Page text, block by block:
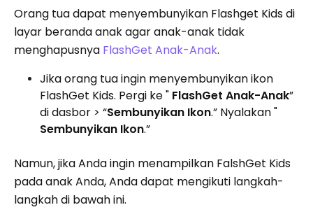
Orang tua dapat menyembunyikan Flashget Kids di
layar beranda anak agar anak-anak tidak
menghapusnya FlashGet Anak-Anak.
Jika orang tua ingin menyembunyikan ikon
FlashGet Kids. Pergi ke " FlashGet Anak-Anak”
di dasbor > “Sembunyikan Ikon.” Nyalakan "
Sembunyikan Ikon.”
Namun, jika Anda ingin menampilkan FalshGet Kids
pada anak Anda, Anda dapat mengikuti langkah-
langkah di bawah ini.